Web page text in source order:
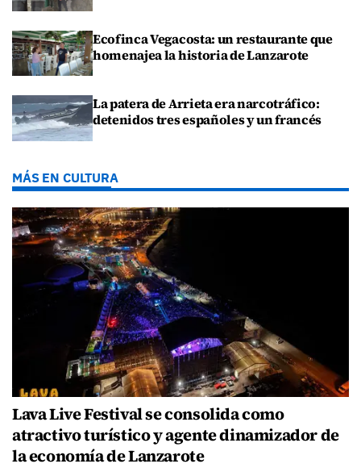
Ecofinca Vegacosta: un restaurante que
homenajea la historia de Lanzarote
La patera de Arrieta era narcotráfico:
detenidos tres españoles y un francés
MÁS EN CULTURA
Lava Live Festival se consolida como
atractivo turístico y agente dinamizador de
la economía de Lanzarote